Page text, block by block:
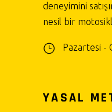
deneyimini
nesil bir
Pazartesi -
YASAL